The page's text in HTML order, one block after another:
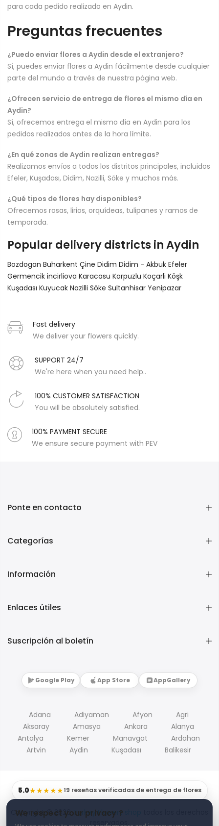
We respect your privacy ?
para cada pedido realizado en Aydin.
Preguntas frecuentes
¿Puedo enviar flores a Aydin desde el extranjero?
Sí, puedes enviar flores a Aydin fácilmente desde cualquier
parte del mundo a través de nuestra página web.
¿Ofrecen servicio de entrega de flores el mismo día en
Aydin?
Sí, ofrecemos entrega el mismo día en Aydin para los
pedidos realizados antes de la hora límite.
¿En qué zonas de Aydin realizan entregas?
Realizamos envíos a todos los distritos principales, incluidos
Efeler, Kuşadası, Didim, Nazilli, Söke y muchos más.
¿Qué tipos de flores hay disponibles?
Ofrecemos rosas, lirios, orquídeas, tulipanes y ramos de
temporada.
Popular delivery districts in Aydin
Bozdogan Buharkent Çine Didim Didim - Akbuk Efeler
Germencik incirliova Karacasu Karpuzlu Koçarli Köşk
Kuşadası Kuyucak Nazilli Söke Sultanhisar Yenipazar
Fast delivery
We deliver your flowers quickly.
SUPPORT 24/7
We're here when you need help..
100% CUSTOMER SATISFACTION
You will be absolutely satisfied.
100% PAYMENT SECURE
We ensure secure payment with PEV
Ponte en contacto
Categorías
Información
Enlaces útiles
Suscripción al boletín
Google Play App Store AppGallery
Adana Adiyaman Afyon
Agri
Aksaray
Amasya Ankara
Alanya
Antalya
Kemer Manavgat
Ardahan
Artvin
Aydin Kuşadası Balikesir
5.0★★★★★19 reseñas verificadas de entrega de flores
Copyright © 2026Turkey Flowers shop
reservados.